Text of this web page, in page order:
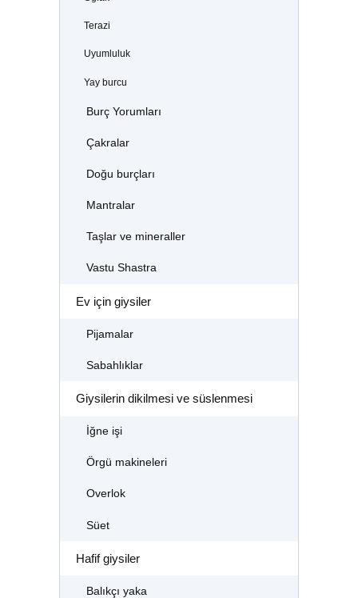
Terazi
Uyumluluk
Yay burcu
Burç Yorumları
Çakralar
Doğu burçları
Mantralar
Taşlar ve mineraller
Vastu Shastra
Ev için giysiler
Pijamalar
Sabahlıklar
Giysilerin dikilmesi ve süslenmesi
İğne işi
Örgü makineleri
Overlok
Süet
Hafif giysiler
Balıkçı yaka